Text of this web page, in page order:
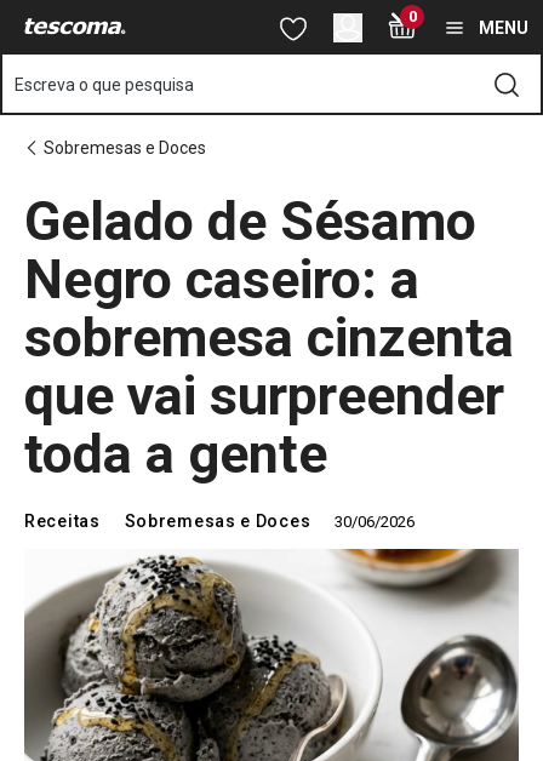
Está na página Receita de gelado de sésamo negro caseiro
Saltar para o conteúdo principal
Saltar para a pesquisa
Saltar para a navegação 0
MENU
Escreva o que pesquisa
Sobremesas e Doces
Gelado de Sésamo
Negro caseiro: a
sobremesa cinzenta
que vai surpreender
toda a gente
Receitas Sobremesas e Doces 30/06/2026